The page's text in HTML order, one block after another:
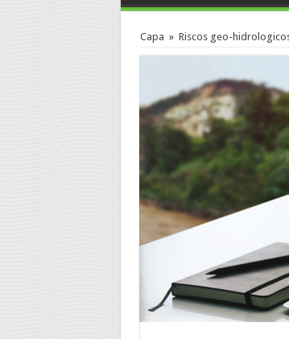
Capa » Riscos geo-